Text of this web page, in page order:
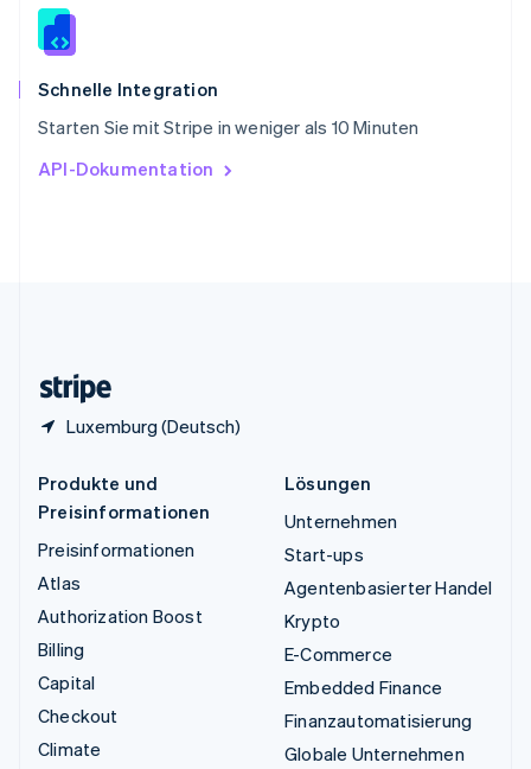
Schnelle Integration
Starten Sie mit Stripe in weniger als 10 Minuten
API-Dokumentation
Luxemburg (Deutsch)
Spanien
Thailand
ไทยEnglish
English
English
Produkte und
Preisinformationen
Preisinformationen
Atlas
Authorization Boost
Billing
Capital
Checkout
Climate
Lösungen
Unternehmen
Start-ups
Agentenbasierter Handel
Krypto
E-Commerce
Embedded Finance
Finanzautomatisierung
Globale Unternehmen